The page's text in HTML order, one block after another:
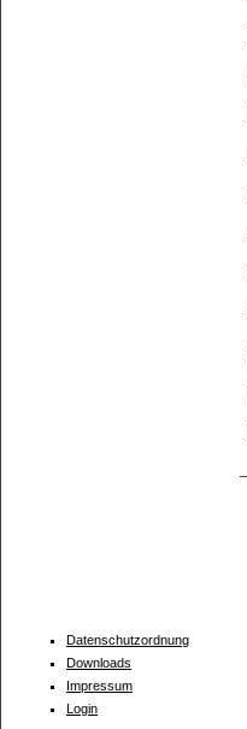
Datenschutzordnung
Downloads
Impressum
Login